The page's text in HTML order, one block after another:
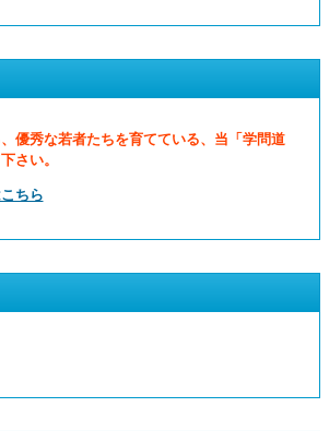
優秀な若者たちを育てている、当「学問道
さい。
ちら